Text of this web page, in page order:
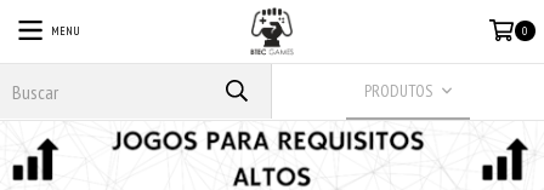
MENU 0
PRODUTOS